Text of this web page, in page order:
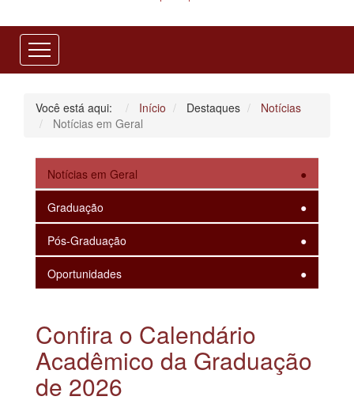
Você está aqui: Início Destaques
Notícias
Notícias em Geral
Notícias em Geral
Graduação
Pós-Graduação
Oportunidades
Confira o Calendário
Acadêmico da Graduação
de 2026